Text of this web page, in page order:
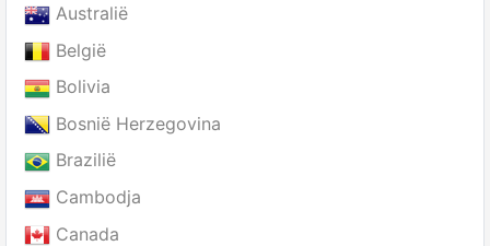
Australië
België
Bolivia
Bosnië Herzegovina
Brazilië
Cambodja
Canada